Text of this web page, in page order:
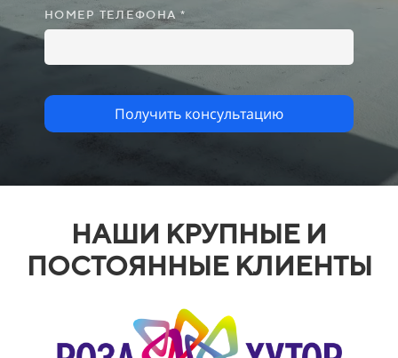
НОМЕР ТЕЛЕФОНА *
Получить консультацию
НАШИ КРУПНЫЕ И
ПОСТОЯННЫЕ КЛИЕНТЫ